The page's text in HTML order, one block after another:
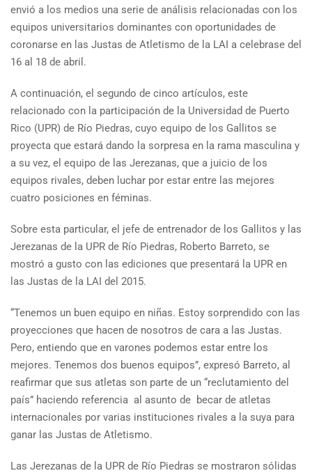
envió a los medios una serie de análisis relacionadas con los
equipos universitarios dominantes con oportunidades de
coronarse en las Justas de Atletismo de la LAI a celebrase del
16 al 18 de abril.
A continuación, el segundo de cinco artículos, este
relacionado con la participación de la Universidad de Puerto
Rico (UPR) de Río Piedras, cuyo equipo de los Gallitos se
proyecta que estará dando la sorpresa en la rama masculina y
a su vez, el equipo de las Jerezanas, que a juicio de los
equipos rivales, deben luchar por estar entre las mejores
cuatro posiciones en féminas.
Sobre esta particular, el jefe de entrenador de los Gallitos y las
Jerezanas de la UPR de Río Piedras, Roberto Barreto, se
mostró a gusto con las ediciones que presentará la UPR en
las Justas de la LAI del 2015.
“Tenemos un buen equipo en niñas. Estoy sorprendido con las
proyecciones que hacen de nosotros de cara a las Justas.
Pero, entiendo que en varones podemos estar entre los
mejores. Tenemos dos buenos equipos”, expresó Barreto, al
reafirmar que sus atletas son parte de un “reclutamiento del
país” haciendo referencia al asunto de becar de atletas
internacionales por varias instituciones rivales a la suya para
ganar las Justas de Atletismo.
Las Jerezanas de la UPR de Río Piedras se mostraron sólidas